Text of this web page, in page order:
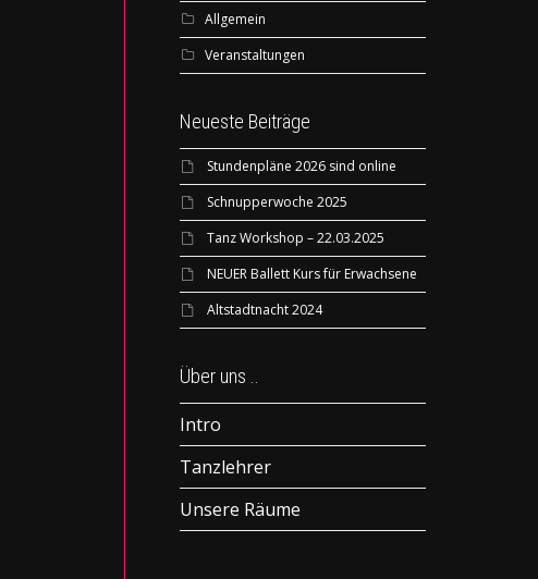
Allgemein
Veranstaltungen
Neueste Beiträge
Stundenpläne 2026 sind online
Schnupperwoche 2025
Tanz Workshop – 22.03.2025
NEUER Ballett Kurs für Erwachsene
Altstadtnacht 2024
Über uns ..
Intro
Tanzlehrer
Unsere Räume